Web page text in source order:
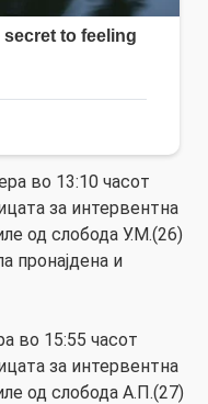
во 13:10 часот
за интервентна
од слобода У.М.(26)
пронајдена и
во 15:55 часот
за интервентна
од слобода А.П.(27)